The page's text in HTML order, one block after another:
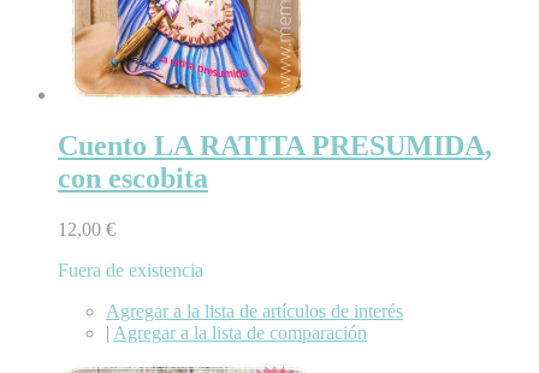
Cuento LA RATITA PRESUMIDA,
con escobita
12,00 €
Fuera de existencia
Agregar a la lista de artículos de interés
| Agregar a la lista de comparación